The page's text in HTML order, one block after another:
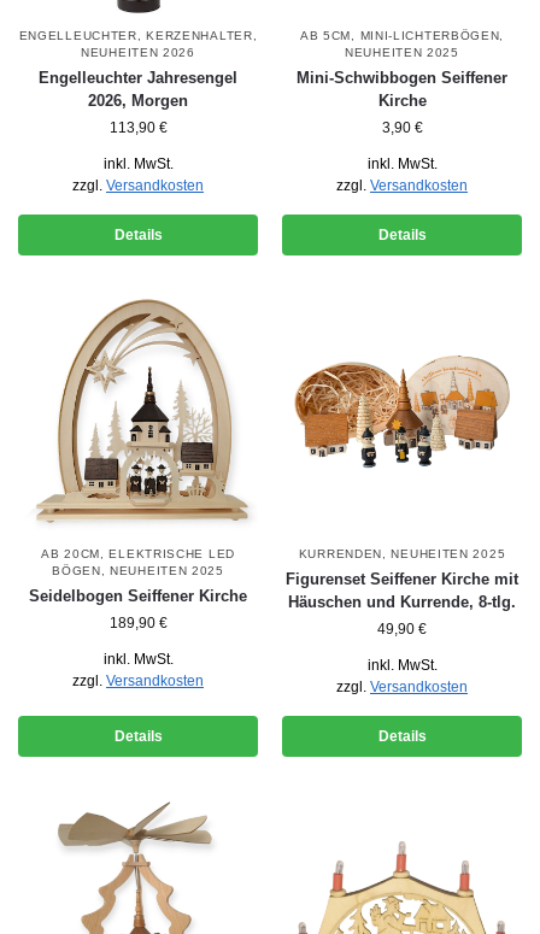
ENGELLEUCHTER ,KERZENHALTER
NEUHEITEN 2026
Engelleuchter Jahresengel
2026, Morgen
113,90 €
inkl. MwSt.
zzgl. Versandkosten
Details
AB 5CM MINI-LICHTERBÖGEN
NEUHEITEN 2025
Mini-Schwibbogen Seiffener
Kirche
3,90 €
inkl. MwSt.
zzgl. Versandkosten
Details
AB 20CM ,ELEKTRISCHE LED
BÖGEN ,NEUHEITEN 2025
Seidelbogen Seiffener Kirche
189,90 €
inkl. MwSt.
zzgl. Versandkosten
Details
KURRENDEN ,NEUHEITEN 2025
Figurenset Seiffener Kirche mit
Häuschen und Kurrende, 8-tlg.
49,90 €
inkl. MwSt.
zzgl. Versandkosten
Details